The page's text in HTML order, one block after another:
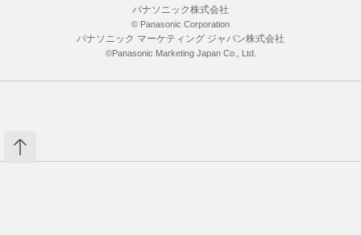
パナソニック株式会社
© Panasonic Corporation
パナソニック マーケティング ジャパン株式会社
©Panasonic Marketing Japan Co., Ltd.